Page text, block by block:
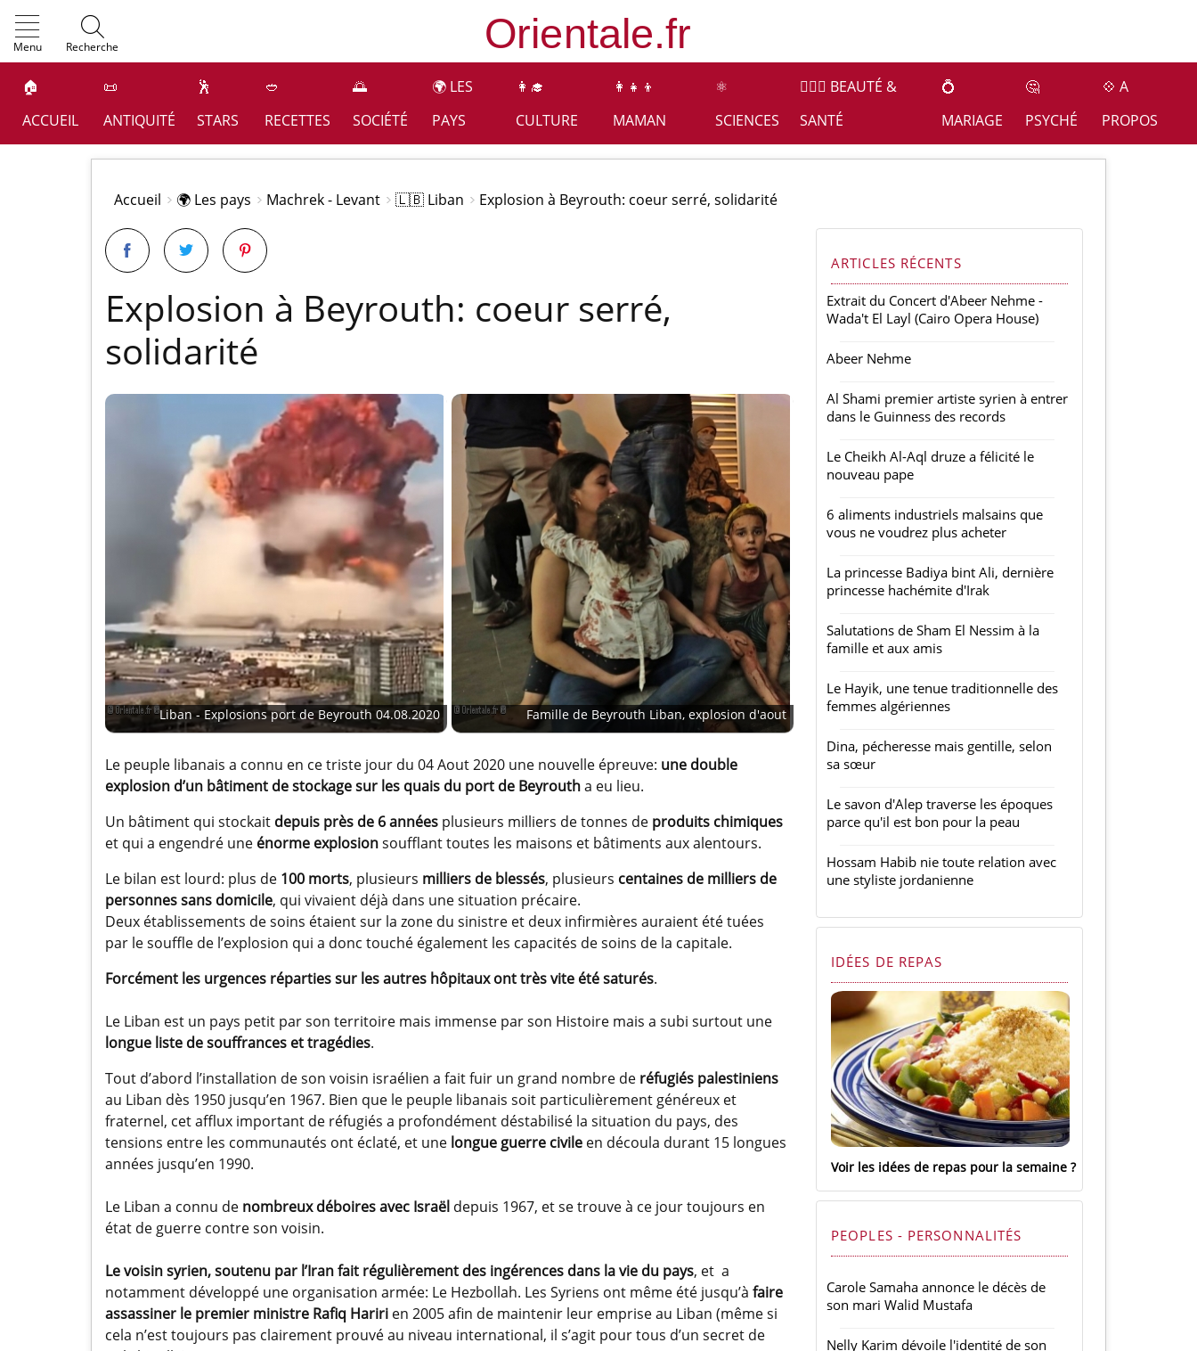
Menu Recherche
🏠
ACCUEIL
📜
ANTIQUITÉ
🕺
STARS
🥙
RECETTES
🌅
SOCIÉTÉ
🌍 LES
PAYS
👩‍🎓
CULTURE
👩‍👧‍👦
MAMAN
⚛️
SCIENCES
👩🏻‍⚕️ BEAUTÉ &
SANTÉ
💍
MARIAGE
🤔
PSYCHÉ
💠 A
PROPOS
Accueil 🌍 Les pays Machrek - Levant 🇱🇧 Liban Explosion à Beyrouth: coeur serré, solidarité
Explosion à Beyrouth: coeur serré,
solidarité
Liban - Explosions port de Beyrouth 04.08.2020 Famille de Beyrouth Liban, explosion d'aout
Le peuple libanais a connu en ce triste jour du 04 Aout 2020 une nouvelle épreuve: une double
explosion d’un bâtiment de stockage sur les quais du port de Beyroutha eu lieu.
Un bâtiment qui stockait depuis près de 6 années plusieurs milliers de tonnes de produits chimiques
et qui a engendré une énorme explosionsoufflant toutes les maisons et bâtiments aux alentours.
Le bilan est lourd: plus de 100 morts, plusieurs milliers de blessés, plusieurs centaines de milliers de
personnes sans domicile, qui vivaient déjà dans une situation précaire.
Deux établissements de soins étaient sur la zone du sinistre et deux infirmières auraient été tuées
par le souffle de l’explosion qui a donc touché également les capacités de soins de la capitale.
Forcément les urgences réparties sur les autres hôpitaux ont très vite été saturés.
Le Liban est un pays petit par son territoire mais immense par son Histoire mais a subi surtout une
longue liste de souffrances et tragédies.
Tout d’abord l’installation de son voisin israélien a fait fuir un grand nombre de réfugiés palestiniens
au Liban dès 1950 jusqu’en 1967. Bien que le peuple libanais soit particulièrement généreux et
fraternel, cet afflux important de réfugiés a profondément déstabilisé la situation du pays, des
tensions entre les communautés ont éclaté, et une longue guerre civile en découla durant 15 longues
années jusqu’en 1990.
Le Liban a connu de nombreux déboires avec Israël depuis 1967, et se trouve à ce jour toujours en
état de guerre contre son voisin.
Le voisin syrien, soutenu par l’Iran fait régulièrement des ingérences dans la vie du pays, et a
notamment développé une organisation armée: Le Hezbollah. Les Syriens ont même été jusqu’à faire
assassiner le premier ministre Rafiq Hariri en 2005 afin de maintenir leur emprise au Liban (même si
cela n’est toujours pas clairement prouvé au niveau international, il s’agit pour tous d’un secret de
ARTICLES RÉCENTS
Extrait du Concert d'Abeer Nehme -
Wada't El Layl (Cairo Opera House)
Abeer Nehme
Al Shami premier artiste syrien à entrer
dans le Guinness des records
Le Cheikh Al-Aql druze a félicité le
nouveau pape
6 aliments industriels malsains que
vous ne voudrez plus acheter
La princesse Badiya bint Ali, dernière
princesse hachémite d'Irak
Salutations de Sham El Nessim à la
famille et aux amis
Le Hayik, une tenue traditionnelle des
femmes algériennes
Dina, pécheresse mais gentille, selon
sa sœur
Le savon d'Alep traverse les époques
parce qu'il est bon pour la peau
Hossam Habib nie toute relation avec
une styliste jordanienne
IDÉES DE REPAS
Voir les idées de repas pour la semaine
PEOPLES - PERSONNALITÉS
Carole Samaha annonce le décès de
son mari Walid Mustafa
Nelly Karim dévoile l'identité de son